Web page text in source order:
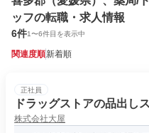
ッフの転職・求人情報
6件1〜6件目を表示中
関連度順新着順
正社員
ドラッグストアの品出し
株式会社大屋